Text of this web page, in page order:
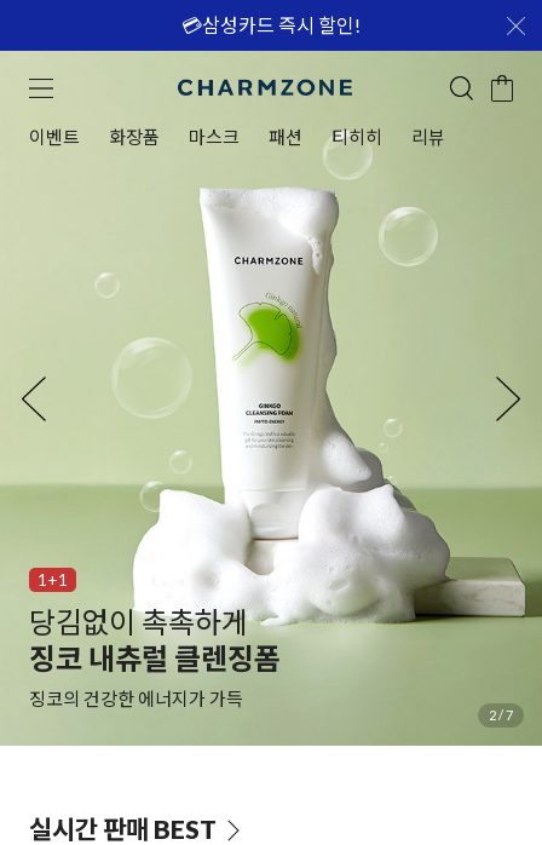
💳삼성카드 즉시 할인!
이벤트 화장품 마스크 패션 티히히 리뷰
1+1
백탁 NO! 자극 NO!
알바트로스 레포츠 선
물과 땀에 자유로운 선크림
3/7
실시간 판매 BEST